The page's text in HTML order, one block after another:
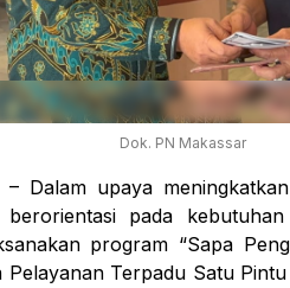
Dok. PN Makassar
Dalam upaya
pada
program “Sapa
Pelayanan Terpadu Satu